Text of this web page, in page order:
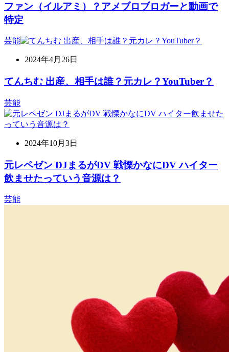
ファン（イルアミ）？アメブロブロガーと動画で
特定
芸能
2024年4月26日
てんちむ 出産、相手は誰？元カレ？YouTuber？
芸能
2024年10月3日
元レペゼン DJまるがDV 戦慄かなにDV ハイター
飲ませたっていう音源は？
芸能